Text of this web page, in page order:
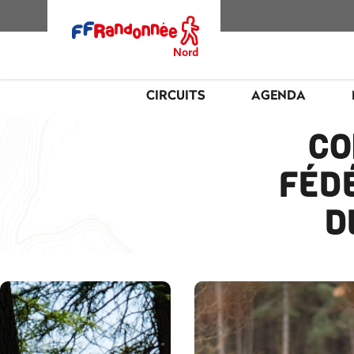
CIRCUITS AGENDA
RANDONN
MARCHE